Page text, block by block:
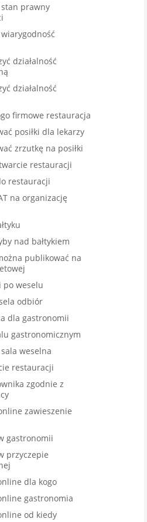
prawny
działalność
działalność
firmowe restauracja
posiłki dla lekarzy
zrzutkę na posiłki
restauracji
restauracji
na organizację
nad bałtykiem
publikować na
po weselu
odbiór
dla gastronomii
gastronomicznym
weselna
restauracji
zgodnie z
zawieszenie
gastronomii
przyczepie
dla kogo
gastronomia
od kiedy